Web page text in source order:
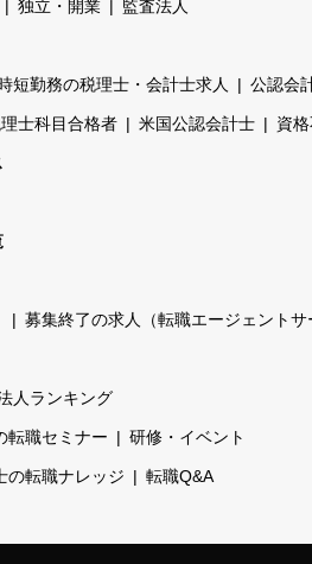
独立・開業 監査法人
短勤務の税理士・会計士求人 公認会
士科目合格者 米国公認会計士 資
募集終了の求人（転職エージェントサ
人ランキング
転職セミナー 研修・イベント
の転職ナレッジ 転職Q&A